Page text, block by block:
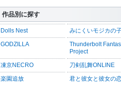
作品別に探す
Dolls Nest みにくいモジカの
GODZILLA
Thunderbolt
Project
凍京NECRO 刀剣乱舞ONLINE
楽園追放 君と彼女と彼女の